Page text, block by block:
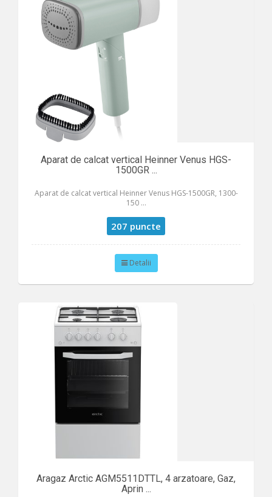
Aparat de calcat vertical Heinner Venus HGS-
1500GR ...
Aparat de calcat vertical Heinner Venus HGS-1500GR, 1300-
150 ...
207 puncte
Detalii
Aragaz Arctic AGM5511DTTL, 4 arzatoare, Gaz,
Aprin ...